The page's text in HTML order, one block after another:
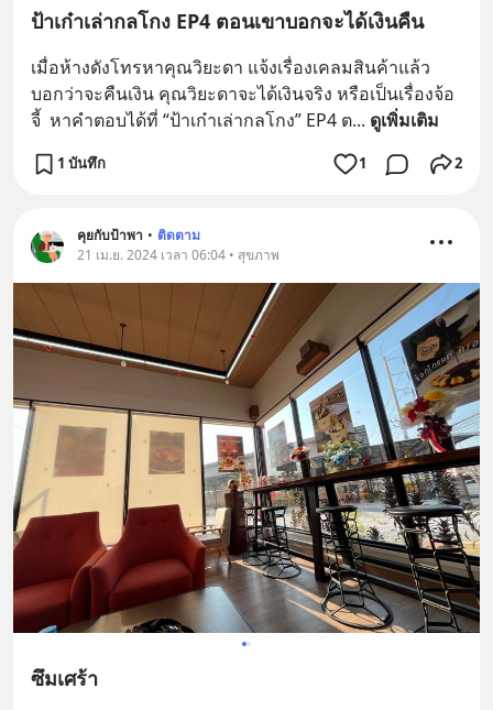
ป้าเก๋าเล่ากลโกง EP4 ตอนเขาบอกจะได้เงินคืน
เมื่อห้างดังโทรหาคุณวิยะดา แจ้งเรื่องเคลมสินค้าแล้ว
บอกว่าจะคืนเงิน คุณวิยะดาจะได้เงินจริง หรือเป็นเรื่องจ้อ
จี้  หาคำตอบได้ที่ “ป้าเก๋าเล่ากลโกง” EP4 ต... ดูเพิ่มเติม
1 บันทึก 1 2
คุยกับป้าพา • ติดตาม
21 เม.ย. 2024 เวลา 06:04 • สุขภาพ
ซึมเศร้า